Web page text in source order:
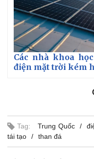
Các nhà khoa
điện mặt trời kém
Tag: Trung Quốc
tái tạo
than đá